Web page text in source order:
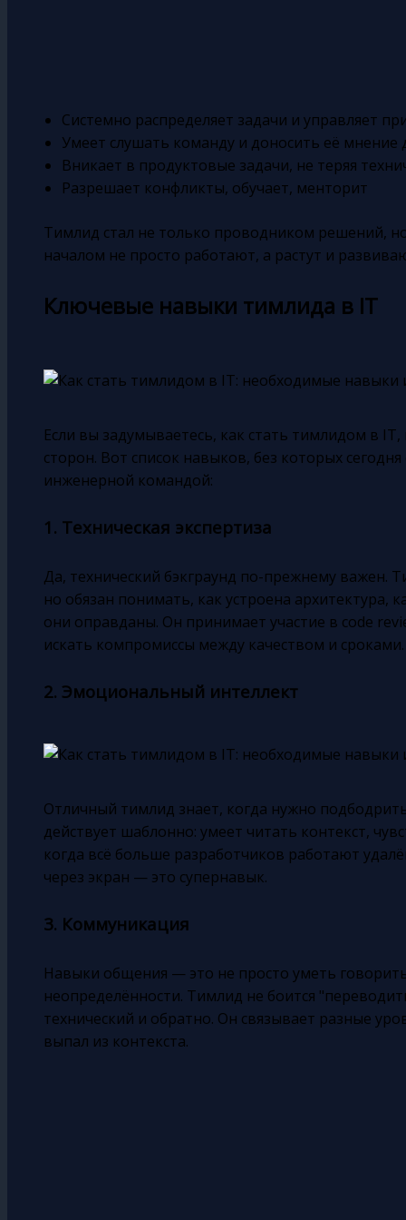
Системно распределяет задачи и управляет
Умеет слушать команду и доносить её
Вникает в продуктовые задачи, не теряя
Разрешает конфликты, обучает, менторит
Тимлид стал не только проводником решений,
началом не просто работают, а растут и
Ключевые навыки тимлида в IT
Если вы задумываетесь, как стать тимлидом в
сторон. Вот список навыков, без которых
инженерной командой:
1. Техническая экспертиза
Да, технический бэкграунд по-прежнему важен.
но обязан понимать, как устроена архитектура,
они оправданы. Он принимает участие в code
искать компромиссы между качеством и сроками.
2. Эмоциональный интеллект
Отличный тимлид знает, когда нужно
действует шаблонно: умеет читать контекст,
когда всё больше разработчиков работают
через экран — это супернавык.
3. Коммуникация
Навыки общения — это не просто уметь
неопределённости. Тимлид не боится
технический и обратно. Он связывает разные
выпал из контекста.